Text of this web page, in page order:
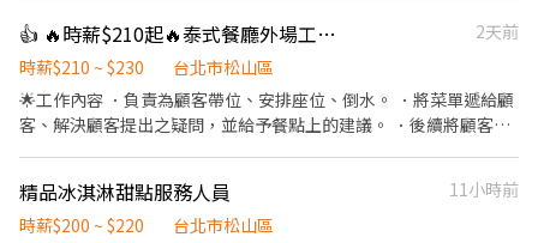
康店】 與 【信義店】，7/1 我們正式進駐「台北 101」！ ​極致乾淨
環境： 顛覆傳統，這可能是你見過最整潔、無油煙的餐飲工作空
間。 ​科技輔助入職： 多種自動化設備，減輕體力負擔，分工明確讓
你輕鬆上手。 ​未來職涯規劃： 品牌正朝向國際化與多角化經營，這
接待 ​維持優雅用餐環境 ​分站式餐點製作（接龍式流暢作業） ​設備維
護與食材管理 ​條件加分： 具備餐飲經驗者優，但更歡迎有服務熱
👍 🔥時薪$210起🔥泰式餐廳外場工讀/急缺平日午班/供餐/彈性排班/長期/平日晚班/假日班
2天前
時薪$210 ~ $230
台北市松山區
🌟工作內容 ．負責為顧客帶位、安排座位、倒水。 ．將菜單遞給顧
客、解決顧客提出之疑問，並給予餐點上的建議。 ．後續將顧客點
帳、收銀等工作。 ．負責清理工作環境、設備和餐具。 ．協助測量
食材的容量與重量。 ．負責擺盤、打包外帶服務。 ．需要輪流洗碗
精品冰淇淋甜點服務人員
11小時前
時薪$200 ~ $220
台北市松山區